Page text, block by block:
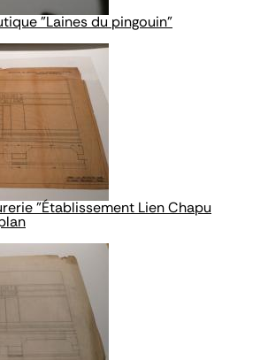
"Laines du pingouin"
"Établissement Lien Chapu